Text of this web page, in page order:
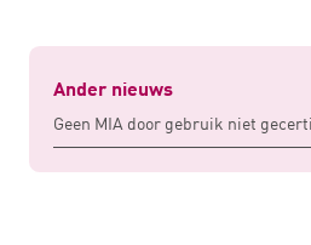
Ander nieuws
Geen MIA door gebruik niet